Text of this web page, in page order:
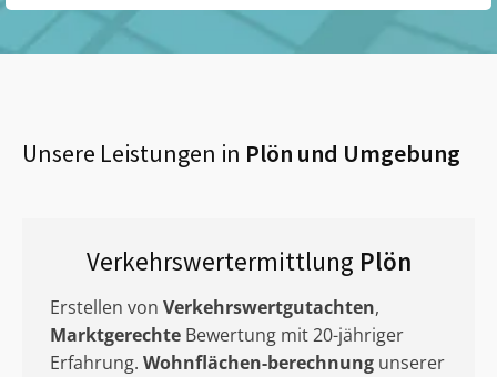
Unsere Leistungen in Plön und Umgebung
Verkehrswertermittlung Plön
Erstellen von Verkehrswertgutachten,
Marktgerechte Bewertung mit 20-jähriger
Erfahrung. Wohnflächen-berechnung unserer